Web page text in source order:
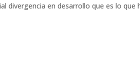
divergencia en desarrollo que es lo que